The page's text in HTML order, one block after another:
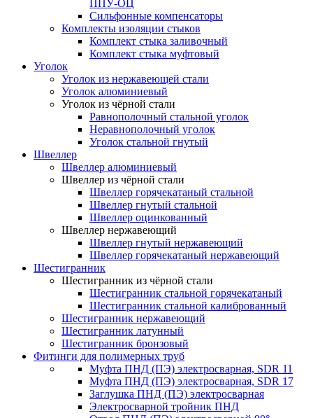
ППУ-ОЦ
Сильфонные компенсаторы
Комплекты изоляции стыков
Комплект стыка заливочный
Комплект стыка муфтовый
Уголок
Уголок из нержавеющей стали
Уголок алюминиевый
Уголок из чёрной стали
Равнополочный стальной уголок
Неравнополочный уголок
Уголок стальной гнутый
Швеллер
Швеллер алюминиевый
Швеллер из чёрной стали
Швеллер горячекатаный стальной
Швеллер гнутый стальной
Швеллер оцинкованный
Швеллер нержавеющий
Швеллер гнутый нержавеющий
Швеллер горячекатаный нержавеющий
Шестигранник
Шестигранник из чёрной стали
Шестигранник стальной горячекатаный
Шестигранник стальной калиброванный
Шестигранник нержавеющий
Шестигранник латунный
Шестигранник бронзовый
Фитинги для полимерных труб
Муфта ПНД (ПЭ) электросварная, SDR 11
Муфта ПНД (ПЭ) электросварная, SDR 17
Заглушка ПНД (ПЭ) электросварная
Электросварной тройник ПНД